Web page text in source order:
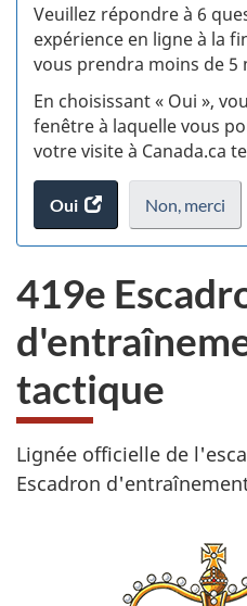
Veuillez répondre à 6
expérience en ligne à la
vous prendra moins de 5
En choisissant « Oui »,
fenêtre à laquelle vous
votre visite à Canada.ca
Oui
accéder
au
Non, je
ne
pas
sondage
merci
419e
tactique
Lignée officielle de
Escadron